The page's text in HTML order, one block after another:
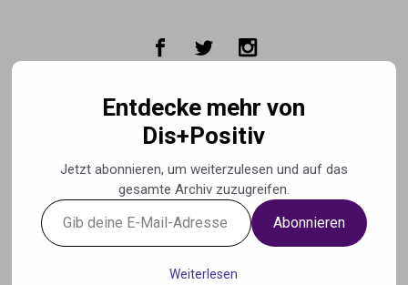
Entdecke mehr von
Dis+Positiv
Jetzt abonnieren, um weiterzulesen und auf das
gesamte Archiv zuzugreifen.
Gib
deine
Abonnieren
Weiterlesen